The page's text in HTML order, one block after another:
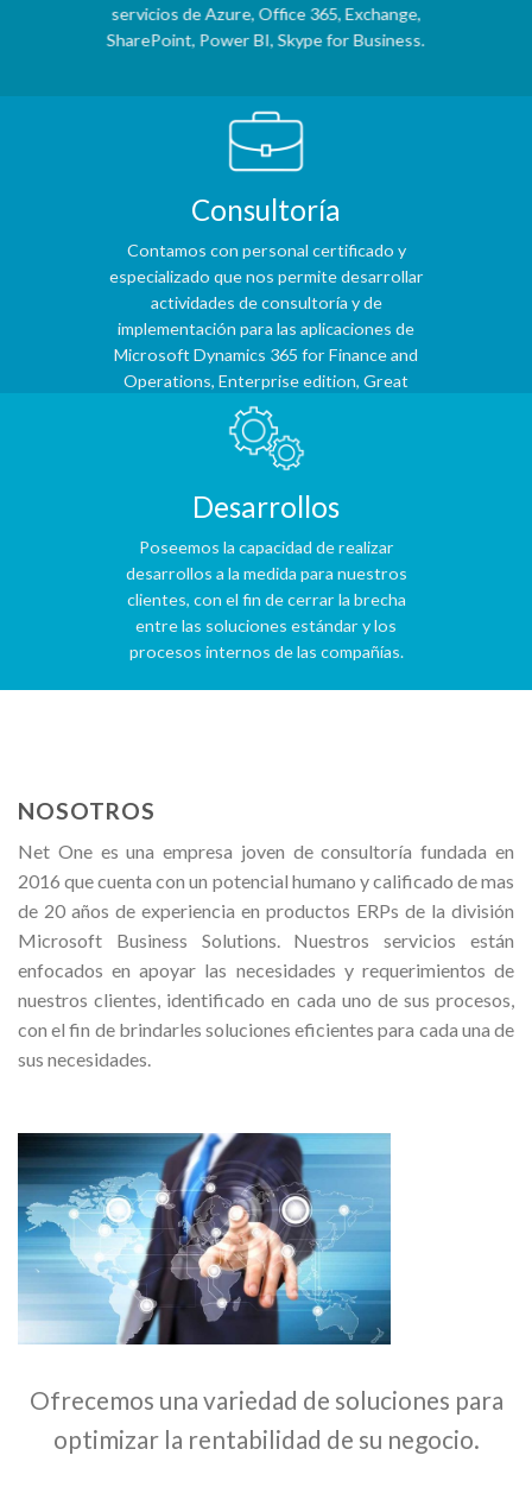
servicios de Azure, Office 365, Exchange,
SharePoint, Power BI, Skype for Business.
Consultoría
Contamos con personal certificado y
especializado que nos permite desarrollar
actividades de consultoría y de
implementación para las aplicaciones de
Microsoft Dynamics 365 for Finance and
Operations, Enterprise edition, Great
Plains, Axapta, Navision y CRM.
Desarrollos
Poseemos la capacidad de realizar
desarrollos a la medida para nuestros
clientes, con el fin de cerrar la brecha
entre las soluciones estándar y los
procesos internos de las compañías.
NOSOTROS
Net One es una empresa joven de consultoría fundada en
2016 que cuenta con un potencial humano y calificado de mas
de 20 años de experiencia en productos ERPs de la división
Microsoft Business Solutions. Nuestros servicios están
enfocados en apoyar las necesidades y requerimientos de
nuestros clientes, identificado en cada uno de sus procesos,
con el fin de brindarles soluciones eficientes para cada una de
sus necesidades.
Ofrecemos una variedad de soluciones para
optimizar la rentabilidad de su negocio.